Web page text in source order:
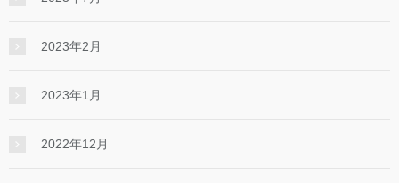
2023年2月
2023年1月
2022年12月